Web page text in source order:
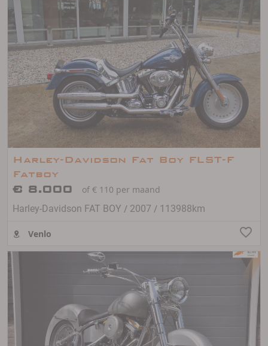
Harley-Davidson Fat Boy FLST-F
Fatboy
€ 8.000
of € 110 per maand
Harley-Davidson FAT BOY / 2007 / 113988km
Venlo